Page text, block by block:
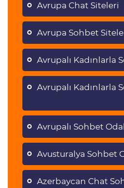
Avrupa Chat Siteleri
Avrupa Sohbet
Avrupalı Kadınlarla
Avrupalı Kadınlarla
Avrupalı Sohbet
Avusturalya Sohbet
Azerbaycan Chat